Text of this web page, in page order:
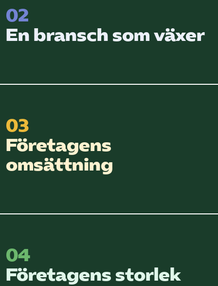
02
En bransch som växer
03
Företagens
omsättning
04
Företagens storlek